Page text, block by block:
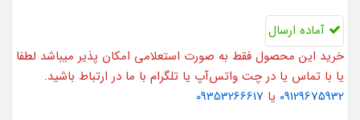
آماده ارسال
خرید این محصول فقط به صورت استعلامی امکان پذیر میباشد لطفا
یا با تماس یا در چت واتس‌آپ یا تلگرام با ما در ارتباط باشید.
09129675932 یا 09353266617